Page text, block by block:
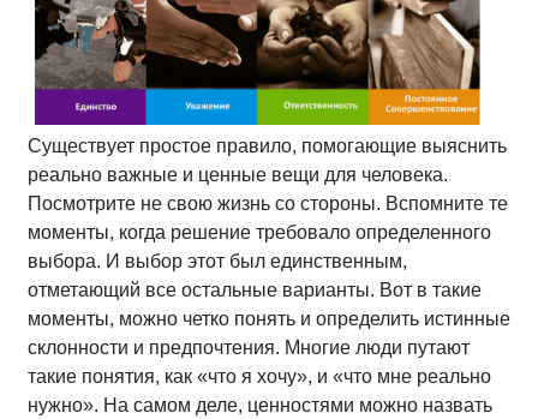
Существует простое правило, помогающие выяснить
реально важные и ценные вещи для человека.
Посмотрите не свою жизнь со стороны. Вспомните те
моменты, когда решение требовало определенного
выбора. И выбор этот был единственным,
отметающий все остальные варианты. Вот в такие
моменты, можно четко понять и определить истинные
склонности и предпочтения. Многие люди путают
такие понятия, как «что я хочу», и «что мне реально
нужно». На самом деле, ценностями можно назвать